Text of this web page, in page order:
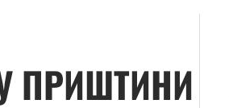
ПРИШТИНИ